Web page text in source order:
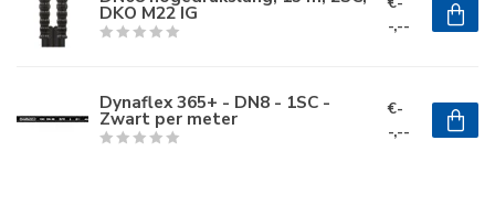
DKO M22 IG
-,--
Dynaflex 365+ - DN8 - 1SC -
Zwart per meter
€-
-,--